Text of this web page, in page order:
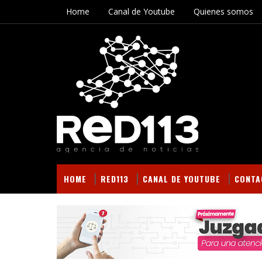
Home Canal de Youtube Quienes somos
HOME RED113 CANAL DE YOUTUBE